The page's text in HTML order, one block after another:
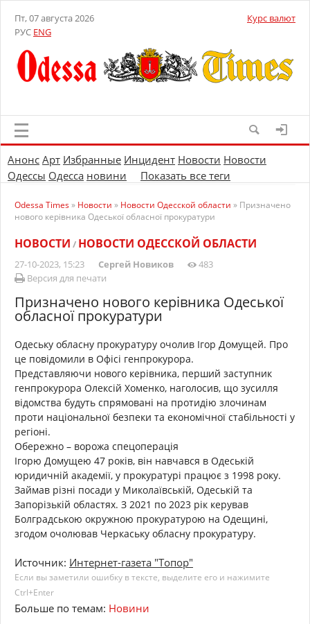
Пт, 07 августа 2026
РУС ENG
Курс валют
Анонс Арт Избранные Инцидент Новости Новости
Одессы Одесса новини Показать все теги
Odessa Times» Новости » Новости Одесской области » Призначено
нового керівника Одеської обласної прокуратури
НОВОСТИ / НОВОСТИ ОДЕССКОЙ ОБЛАСТИ
27-10-2023, 15:23 Сергей Новиков
483
Версия для печати
Призначено нового керівника Одеської
обласної прокуратури
Одеську обласну прокуратуру очолив Ігор Домущей. Про
це повідомили в Офісі генпрокурора.
Представляючи нового керівника, перший заступник
генпрокурора Олексій Хоменко, наголосив, що зусилля
відомства будуть спрямовані на протидію злочинам
проти національної безпеки та економічної стабільності у
регіоні.
Обережно – ворожа спецоперація
Ігорю Домущею 47 років, він навчався в Одеській
юридичній академії, у прокуратурі працює з 1998 року.
Займав різні посади у Миколаївській, Одеській та
Запорізькій областях. З 2021 по 2023 рік керував
Болградською окружною прокуратурою на Одещині,
згодом очолював Черкаську обласну прокуратуру.
Источник: Интернет-газета "Топор"
Если вы заметили ошибку в тексте, выделите его и нажимите
Ctrl+Enter
Больше по темам: Новини